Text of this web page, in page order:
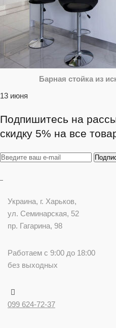
Барная стойка из
13 июня
Подпишитесь на
скидку 5% на все
Украина, г. Харьков,
ул. Семинарская, 52
пр. Гагарина, 98
Работаем с 9:00 до 18:00
без выходных
099 624-72-37